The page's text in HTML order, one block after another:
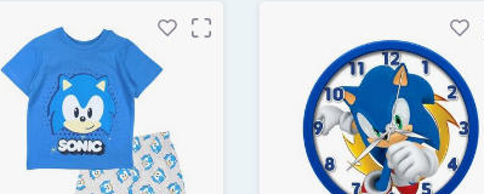
the Echidna en Miles 'Tails'
Prower.
Afmeting